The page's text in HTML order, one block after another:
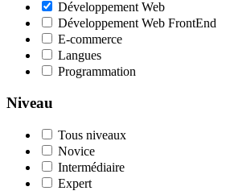
Développement Web
Développement Web FrontEnd
E-commerce
Langues
Programmation
Niveau
Tous niveaux
Novice
Intermédiaire
Expert